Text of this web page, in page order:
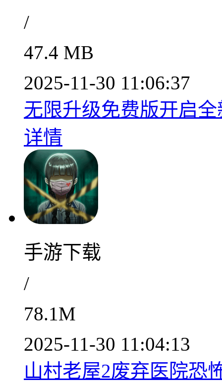
/
47.4 MB
2025-11-30 11:06:37
无限升级免费版开启
详情
手游下载
/
78.1M
2025-11-30 11:04:13
山村老屋2废弃医院恐